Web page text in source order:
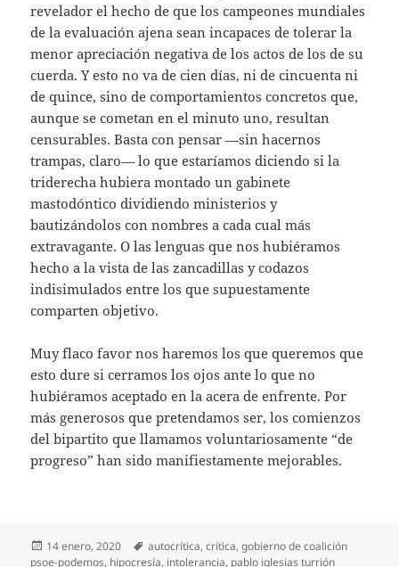
revelador el hecho de que los campeones mundiales
de la evaluación ajena sean incapaces de tolerar la
menor apreciación negativa de los actos de los de su
cuerda. Y esto no va de cien días, ni de cincuenta ni
de quince, sino de comportamientos concretos que,
aunque se cometan en el minuto uno, resultan
censurables. Basta con pensar —sin hacernos
trampas, claro— lo que estaríamos diciendo si la
triderecha hubiera montado un gabinete
mastodóntico dividiendo ministerios y
bautizándolos con nombres a cada cual más
extravagante. O las lenguas que nos hubiéramos
hecho a la vista de las zancadillas y codazos
indisimulados entre los que supuestamente
comparten objetivo.
Muy flaco favor nos haremos los que queremos que
esto dure si cerramos los ojos ante lo que no
hubiéramos aceptado en la acera de enfrente. Por
más generosos que pretendamos ser, los comienzos
del bipartito que llamamos voluntariosamente “de
progreso” han sido manifiestamente mejorables.
Publicado
el
14 enero, 2020 Etiquetas
autocrítica,crítica,gobierno de coalición
psoe-podemos, hipocresía, intolerancia, pablo iglesias turrión